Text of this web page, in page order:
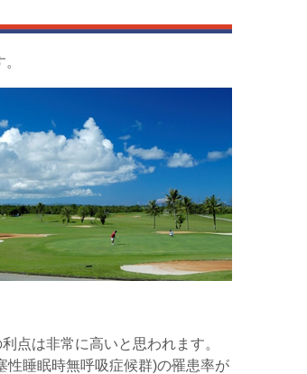
点は非常に高いと思われます。
性睡眠時無呼吸症候群)の罹患率が